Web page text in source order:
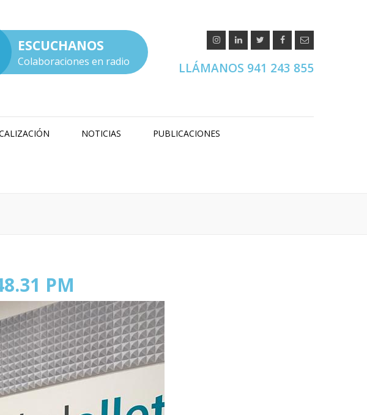
LLÁMANOS 941 243 855
ESCUCHANOS
Colaboraciones en radio
NOTICIAS PUBLICACIONES
PM